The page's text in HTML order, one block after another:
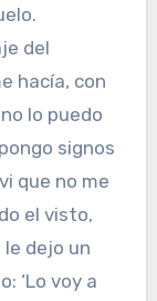
del
hacía, con
lo puedo
signos
que no me
el visto,
le dejo un
‘Lo voy a